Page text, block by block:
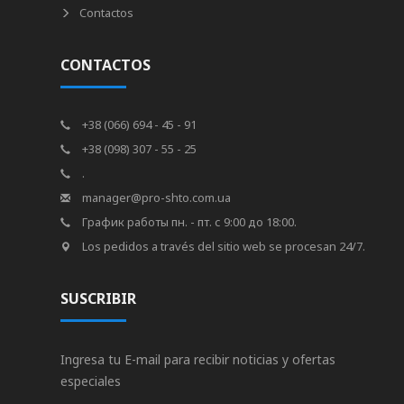
Contactos
CONTACTOS
+38 (066) 694 - 45 - 91
+38 (098) 307 - 55 - 25
.
manager@pro-shto.com.ua
График работы пн. - пт. с 9:00 до 18:00.
Los pedidos a través del sitio web se procesan 24/7.
SUSCRIBIR
Ingresa tu E-mail para recibir noticias y ofertas
especiales